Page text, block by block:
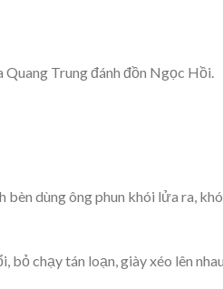
Trung đánh đồn Ngọc Hồi.
bèn dùng ông phun khói lửa ra,
bỏ chạy tán loạn, giày xéo lên